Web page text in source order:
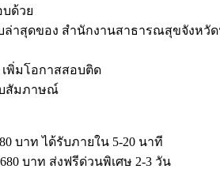
บด้วย
าสุดของ สำนักงานสาธารณสุขจังหวั
พิ่มโอกาสสอบติด
บสัมภาษณ์
บาท ได้รับภายใน 5-20 นาที
บาท ส่งฟรีด่วนพิเศษ 2-3 วัน